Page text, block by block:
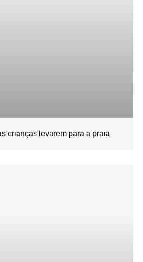
crianças levarem para a praia